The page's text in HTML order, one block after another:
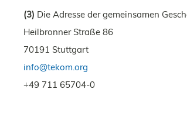
(3) Die Adresse der gemeinsamen
Heilbronner Straße 86
70191 Stuttgart
info@tekom.org
+49 711 65704-0